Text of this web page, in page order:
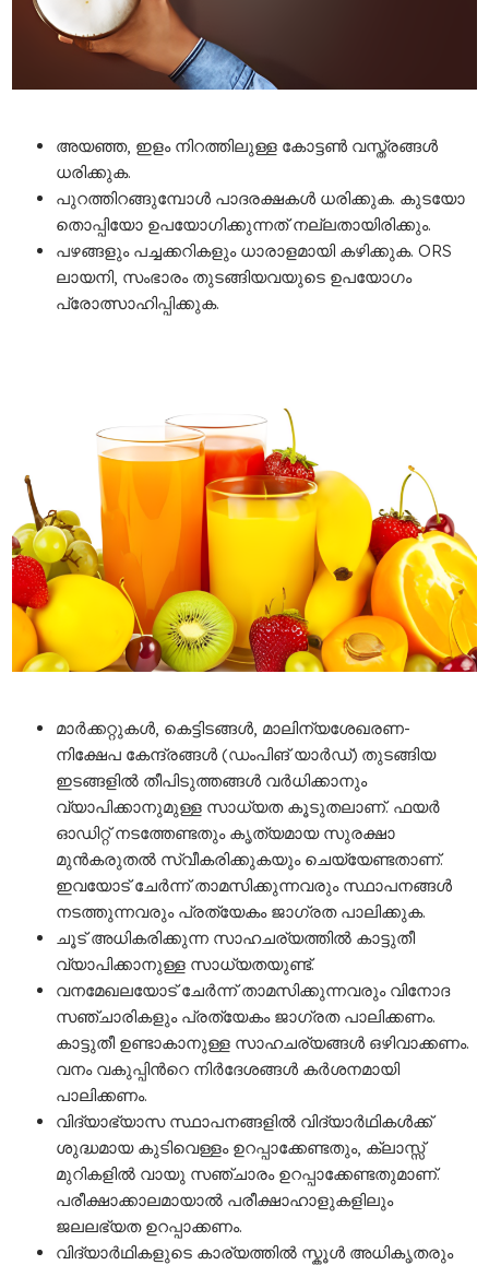
അയഞ്ഞ, ഇളം നിറത്തിലുള്ള കോട്ടൺ വസ്ത്രങ്ങൾ
ധരിക്കുക.
പുറത്തിറങ്ങുമ്പോൾ പാദരക്ഷകൾ ധരിക്കുക. കുടയോ
തൊപ്പിയോ ഉപയോഗിക്കുന്നത് നല്ലതായിരിക്കും.
പഴങ്ങളും പച്ചക്കറികളും ധാരാളമായി കഴിക്കുക. ORS
ലായനി, സംഭാരം തുടങ്ങിയവയുടെ ഉപയോഗം
പ്രോത്സാഹിപ്പിക്കുക.
മാർക്കറ്റുകൾ, കെട്ടിടങ്ങൾ, മാലിന്യശേഖരണ-
നിക്ഷേപ കേന്ദ്രങ്ങൾ (ഡംപിങ് യാർഡ്) തുടങ്ങിയ
ഇടങ്ങളിൽ തീപിടുത്തങ്ങൾ വർധിക്കാനും
വ്യാപിക്കാനുമുള്ള സാധ്യത കൂടുതലാണ്. ഫയർ
ഓഡിറ്റ് നടത്തേണ്ടതും കൃത്യമായ സുരക്ഷാ
മുൻകരുതൽ സ്വീകരിക്കുകയും ചെയ്യേണ്ടതാണ്.
ഇവയോട് ചേർന്ന് താമസിക്കുന്നവരും സ്ഥാപനങ്ങൾ
നടത്തുന്നവരും പ്രത്യേകം ജാഗ്രത പാലിക്കുക.
ചൂട് അധികരിക്കുന്ന സാഹചര്യത്തിൽ കാട്ടുതീ
വ്യാപിക്കാനുള്ള സാധ്യതയുണ്ട്.
വനമേഖലയോട് ചേർന്ന് താമസിക്കുന്നവരും വിനോദ
സഞ്ചാരികളും പ്രത്യേകം ജാഗ്രത പാലിക്കണം.
കാട്ടുതീ ഉണ്ടാകാനുള്ള സാഹചര്യങ്ങൾ ഒഴിവാക്കണം.
വനം വകുപ്പിൻറെ നിർദേശങ്ങൾ കർശനമായി
പാലിക്കണം.
വിദ്യാഭ്യാസ സ്ഥാപനങ്ങളിൽ വിദ്യാർഥികൾക്ക്
ശുദ്ധമായ കുടിവെള്ളം ഉറപ്പാക്കേണ്ടതും, ക്ലാസ്സ്
മുറികളിൽ വായു സഞ്ചാരം ഉറപ്പാക്കേണ്ടതുമാണ്.
പരീക്ഷാക്കാലമായാൽ പരീക്ഷാഹാളുകളിലും
ജലലഭ്യത ഉറപ്പാക്കണം.
വിദ്യാർഥികളുടെ കാര്യത്തിൽ സ്കൂൾ അധികൃതരും